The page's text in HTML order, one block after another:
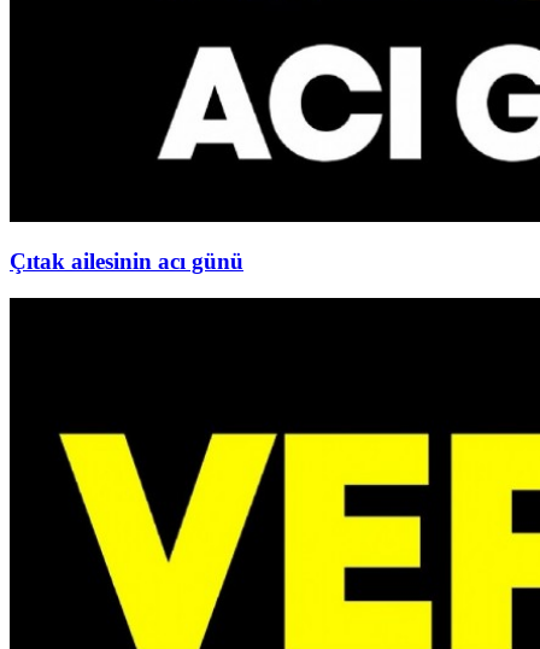
Çıtak ailesinin acı günü